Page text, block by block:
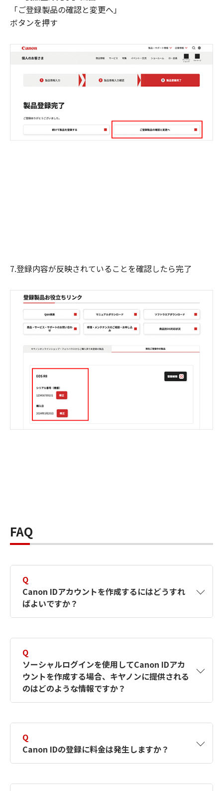
「ご登録製品の確認と変更へ」
ボタンを押す
7.登録内容が反映されていることを確認したら完了
FAQ
Q
Canon IDアカウントを作成するにはどうすれ
ばよいですか？
す。詳しい作成方法は【カメラ】Canon IDとは
何ですか？Canon IDの作成方法は？をご確認く
ださい。
Q
ソーシャルログインを使用してCanon IDアカ
ウントを作成する場合、キヤノンに提供される
のはどのような情報ですか？
択したサービスから取得します。アカウントを
簡単に作成できるように、この情報を使用して
Canon IDの登録フォームを入力します。
Q
Canon IDの登録に料金は発生しますか？